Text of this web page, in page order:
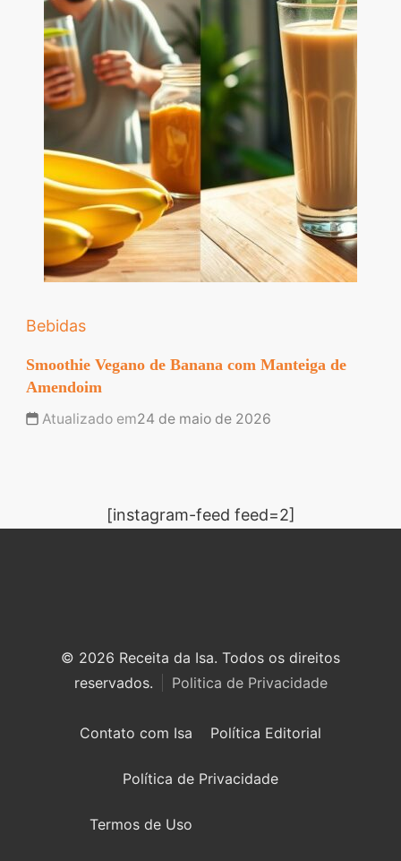
Bebidas
Smoothie Vegano de Banana com Manteiga de
Amendoim
Atualizado em24 de maio de 2026
[instagram-feed feed=2]
© 2026 Receita da Isa. Todos os direitos
reservados.
Politica de Privacidade
Contato com Isa Política Editorial
Política de Privacidade
Termos de Uso